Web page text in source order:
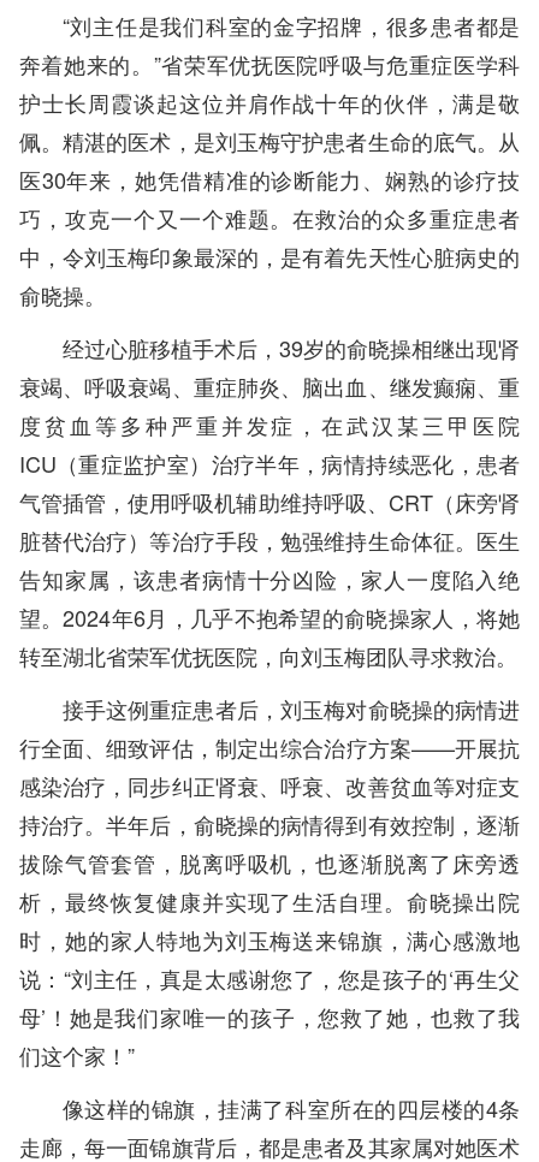
“刘主任是我们科室的金字招牌，很多患者都是
奔着她来的。”省荣军优抚医院呼吸与危重症医学科
护士长周霞谈起这位并肩作战十年的伙伴，满是敬
佩。精湛的医术，是刘玉梅守护患者生命的底气。从
医30年来，她凭借精准的诊断能力、娴熟的诊疗技
巧，攻克一个又一个难题。在救治的众多重症患者
中，令刘玉梅印象最深的，是有着先天性心脏病史的
俞晓操。
经过心脏移植手术后，39岁的俞晓操相继出现肾
衰竭、呼吸衰竭、重症肺炎、脑出血、继发癫痫、重
度贫血等多种严重并发症，在武汉某三甲医院
ICU（重症监护室）治疗半年，病情持续恶化，患者
气管插管，使用呼吸机辅助维持呼吸、CRT（床旁肾
脏替代治疗）等治疗手段，勉强维持生命体征。医生
告知家属，该患者病情十分凶险，家人一度陷入绝
望。2024年6月，几乎不抱希望的俞晓操家人，将她
转至湖北省荣军优抚医院，向刘玉梅团队寻求救治。
接手这例重症患者后，刘玉梅对俞晓操的病情进
行全面、细致评估，制定出综合治疗方案——开展抗
感染治疗，同步纠正肾衰、呼衰、改善贫血等对症支
持治疗。半年后，俞晓操的病情得到有效控制，逐渐
拔除气管套管，脱离呼吸机，也逐渐脱离了床旁透
析，最终恢复健康并实现了生活自理。俞晓操出院
时，她的家人特地为刘玉梅送来锦旗，满心感激地
说：“刘主任，真是太感谢您了，您是孩子的‘再生父
母’！她是我们家唯一的孩子，您救了她，也救了我
们这个家！”
像这样的锦旗，挂满了科室所在的四层楼的4条
走廊，每一面锦旗背后，都是患者及其家属对她医术